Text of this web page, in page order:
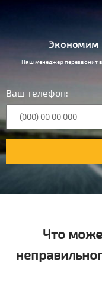
Экономим
Наш менеджер перезвонит
Ваш телефон:
Что